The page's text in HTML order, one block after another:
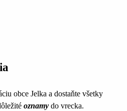
obce Jelka a dostaňte všetky
oznamy do vrecka.